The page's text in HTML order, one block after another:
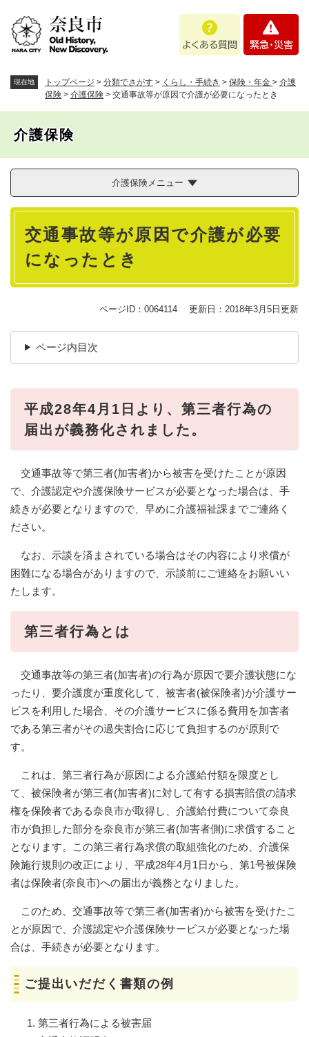
あ
問
・
現在地 トップページ > 分類でさがす > くらし・手続き > 保険・年金 > 介護
保険 > 介護保険 > 交通事故等が原因で介護が必要になったとき
介護保険
介護保険メニュー
本
交通事故等が原因で介護が必要
になったとき
ページID：0064114 更新日：2018年3月5日更新
ページ内目次
平成28年4月1日より、第三者行為の
届出が義務化されました。
交通事故等で第三者(加害者)から被害を受けたことが原因
で、介護認定や介護保険サービスが必要となった場合は、手
続きが必要となりますので、早めに介護福祉課までご連絡く
ださい。
なお、示談を済まされている場合はその内容により求償が
困難になる場合がありますので、示談前にご連絡をお願いい
たします。
第三者行為とは
交通事故等の第三者(加害者)の行為が原因で要介護状態にな
ったり、要介護度が重度化して、被害者(被保険者)が介護サー
ビスを利用した場合、その介護サービスに係る費用を加害者
である第三者がその過失割合に応じて負担するのが原則で
す。
これは、第三者行為が原因による介護給付額を限度とし
て、被保険者が第三者(加害者)に対して有する損害賠償の請求
権を保険者である奈良市が取得し、介護給付費について奈良
市が負担した部分を奈良市が第三者(加害者側)に求償すること
となります。この第三者行為求償の取組強化のため、介護保
険施行規則の改正により、平成28年4月1日から、第1号被保険
者は保険者(奈良市)への届出が義務となりました。
このため、交通事故等で第三者(加害者)から被害を受けたこ
とが原因で、介護認定や介護保険サービスが必要となった場
合は、手続きが必要となります。
ご提出いだだく書類の例
第三者行為による被害届